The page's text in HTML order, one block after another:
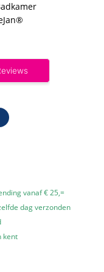
vanaf € 25,=
dag verzonden
kent